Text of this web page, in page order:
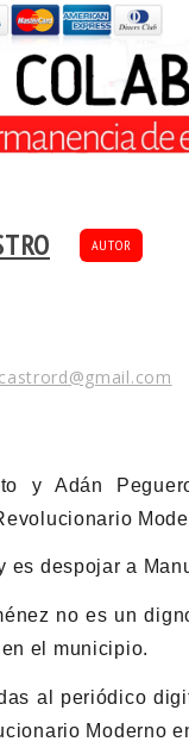
AUTOR
y Adán
es despojar a
no es un
el municipio.
al periódico
Moderno